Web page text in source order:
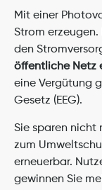
Mit einer
Strom
den
öffentliche Netz
eine Vergütung
Gesetz (EEG).
Sie sparen nicht
zum
erneuerbar.
gewinnen Sie